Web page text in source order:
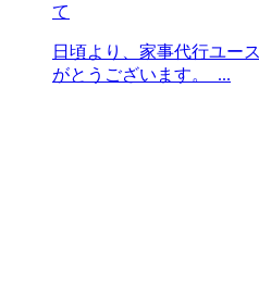
て
日頃より、家事代行ユー
がとうございます。 ...